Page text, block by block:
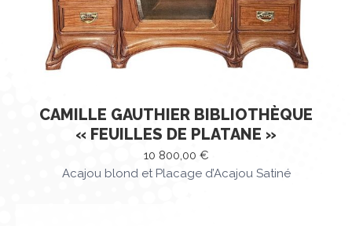
CAMILLE GAUTHIER BIBLIOTHÈQUE
« FEUILLES DE PLATANE »
10 800,00 €
Acajou blond et Placage d’Acajou Satiné